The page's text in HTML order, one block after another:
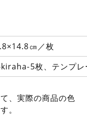
㎝／枚
kiraha-5枚、テンプ
、実際の商品の色
。